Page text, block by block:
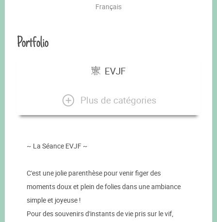
Français
Portfolio
EVJF
Plus de catégories
~ La Séance EVJF ~
C'est une jolie parenthèse pour venir figer des
moments doux et plein de folies dans une ambiance
simple et joyeuse !
Pour des souvenirs d'instants de vie pris sur le vif,